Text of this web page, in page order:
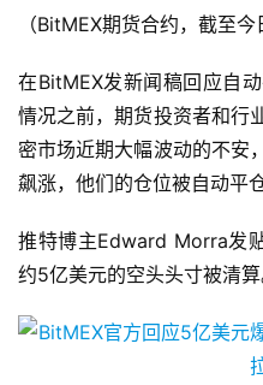
（BitMEX期货合约，截至今
在BitMEX发新闻稿回应自
情况之前，期货投资者和行
密市场近期大幅波动的不安
飙涨，他们的仓位被自动平
推特博主Edward Morra发
约5亿美元的空头头寸被清算